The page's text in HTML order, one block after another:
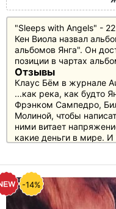
"Sleeps with Angels" -
Кен Виола назвал
альбомов Янга". Он
позиции в чартах
Отзывы
Клаус Бём в журнале
...как река, как будто
Фрэнком Сампедро,
Молиной, чтобы
ними витает
какие деньги в мире.
-14%